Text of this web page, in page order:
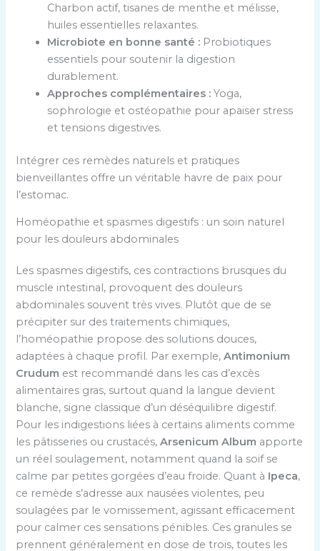
Charbon actif, tisanes de menthe et mélisse,
huiles essentielles relaxantes.
Microbiote en bonne santé : Probiotiques
essentiels pour soutenir la digestion
durablement.
Approches complémentaires : Yoga,
sophrologie et ostéopathie pour apaiser stress
et tensions digestives.
Intégrer ces remèdes naturels et pratiques
bienveillantes offre un véritable havre de paix pour
l’estomac.
Homéopathie et spasmes digestifs : un soin naturel
pour les douleurs abdominales
Les spasmes digestifs, ces contractions brusques du
muscle intestinal, provoquent des douleurs
abdominales souvent très vives. Plutôt que de se
précipiter sur des traitements chimiques,
l’homéopathie propose des solutions douces,
adaptées à chaque profil. Par exemple,Antimonium
Crudum est recommandé dans les cas d’excès
alimentaires gras, surtout quand la langue devient
blanche, signe classique d’un déséquilibre digestif.
Pour les indigestions liées à certains aliments comme
les pâtisseries ou crustacés,Arsenicum Album apporte
un réel soulagement, notamment quand la soif se
calme par petites gorgées d’eau froide. Quant à Ipeca,
ce remède s’adresse aux nausées violentes, peu
soulagées par le vomissement, agissant efficacement
pour calmer ces sensations pénibles. Ces granules se
prennent généralement en dose de trois, toutes les